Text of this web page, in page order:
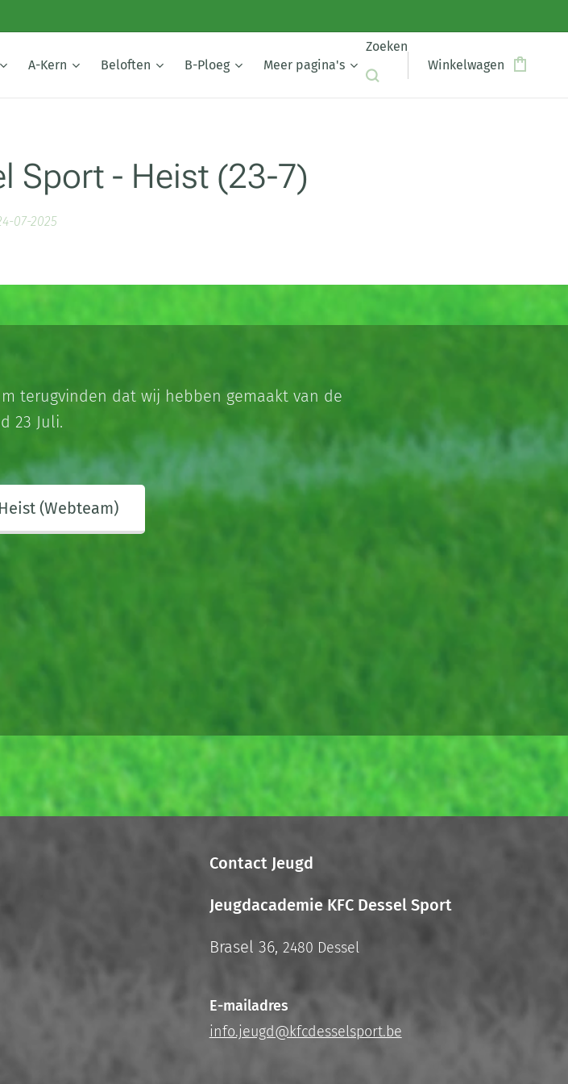
A-Kern Beloften B-Ploeg Meer pagina's
Zoeken
Winkelwagen
Sport - Heist (23-7)
07-2025
terugvinden dat wij hebben gemaakt van de
23 Juli.
(Webteam)
Contact Jeugd
Jeugdacademie KFC Dessel Sport
Brasel 36, 2480 Dessel
E-mailadres
info.jeugd@kfcdesselsport.be